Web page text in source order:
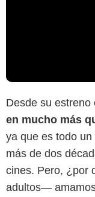
Desde su estreno
en mucho más
ya que es todo
más de dos
cines. Pero, ¿por
adultos—